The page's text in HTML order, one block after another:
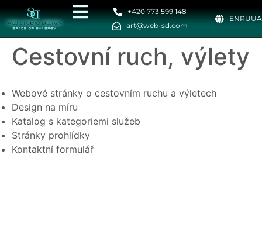
+420 773 599 148
art@web-sd.com
ENRUUA
Cestovní ruch, výlety
Webové stránky o cestovním ruchu a výletech
Design na míru
Katalog s kategoriemi služeb
Stránky prohlídky
Kontaktní formulář